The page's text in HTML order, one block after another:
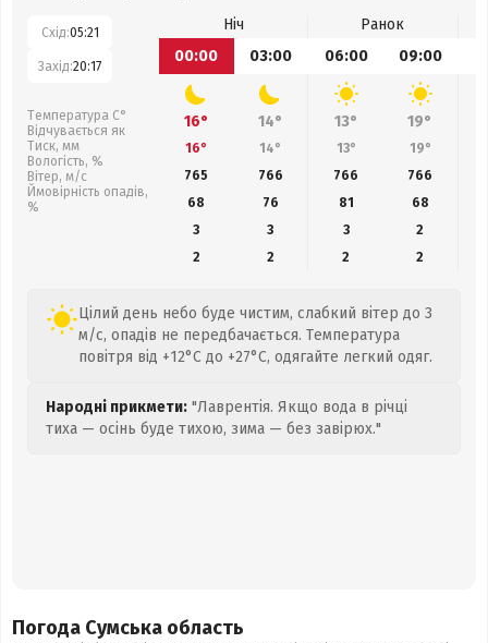
Схід:05:21
Захід:20:17
Температура С°
Відчувається як
Тиск, мм
Вологість, %
Вітер, м/с
Ймовірність опадів,
%
Ніч
Ранок
00:00
03:00 06:00 09:00
16° 14° 13° 19°
16° 14° 13° 19°
765
766 766 766
68
76 81 68
3
3 3
2
2
2 2 2
Цілий день небо буде чистим, слабкий вітер до 3
м/с, опадів не передбачається. Температура
повітря від +12°C до +27°C, одягайте легкий одяг.
Народні прикмети: "Лаврентія. Якщо вода в річці
тиха — осінь буде тихою, зима — без завірюх."
Погода Сумська область